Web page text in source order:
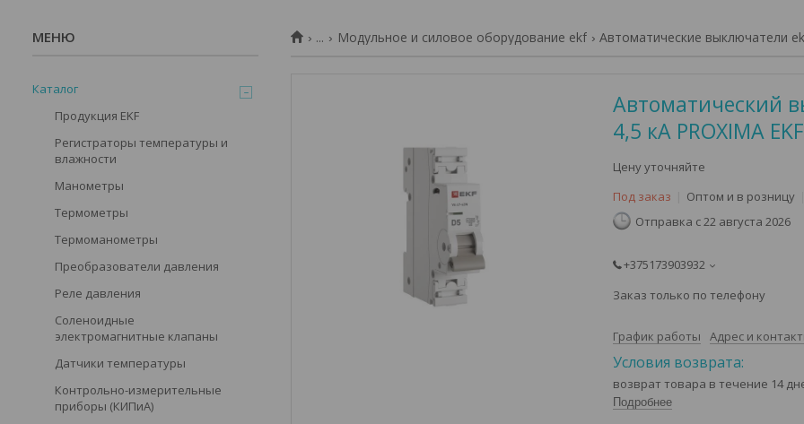
... Модульное и силовое оборудование ekf Автоматические выключатели
Автоматический
4,5 кА PROXIMA EKF
Цену уточняйте
Под заказ
Оптом и в розницу
Отправка с 22 августа 2026
+375173903932
Заказ только по телефону
График работы Адрес и
возврат товара в течение 14
Подробнее
Каталог
Продукция EKF
Регистраторы температуры и
влажности
Манометры
Термометры
Термоманометры
Преобразователи давления
Реле давления
Соленоидные
электромагнитные клапаны
Датчики температуры
Контрольно-измерительные
приборы (КИПиА)